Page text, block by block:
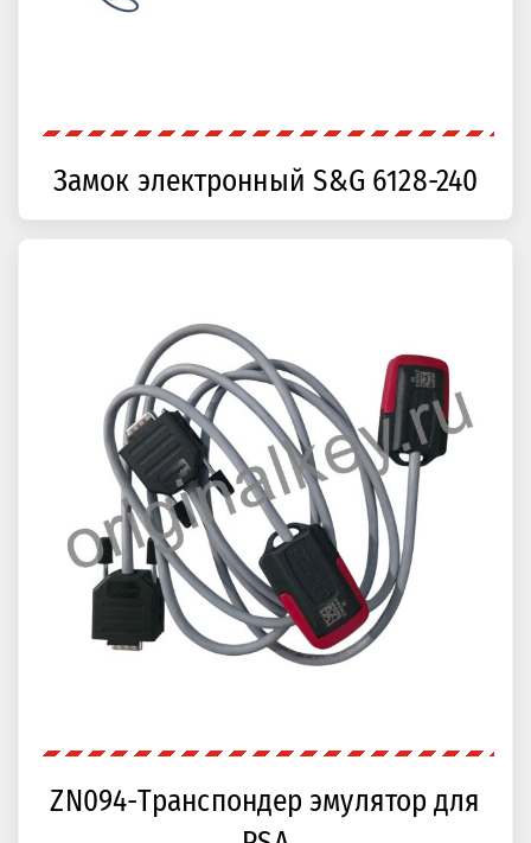
Замок электронный S&G 6128-240
ZN094-Транспондер эмулятор для